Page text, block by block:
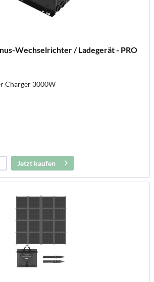
Wechselrichter / Ladegerät - PRO
Charger 3000W
Jetzt kaufen